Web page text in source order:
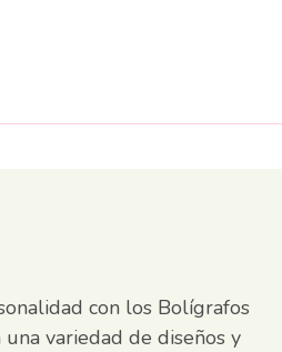
con los Bolígrafos
variedad de diseños y